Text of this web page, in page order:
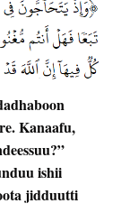
Kanaafu,
ishii
jidduutti